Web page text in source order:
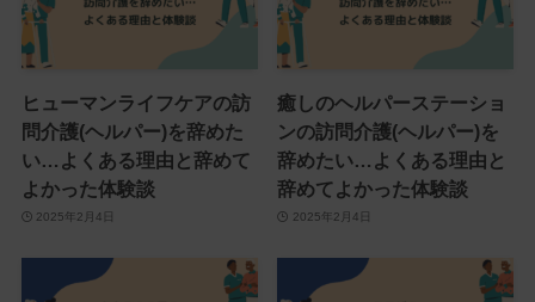
ヒューマンライフケアの訪
問介護(ヘルパー)を辞めた
い…よくある理由と辞めて
よかった体験談
2025年2月4日
癒しのヘルパーステーショ
ンの訪問介護(ヘルパー)を
辞めたい…よくある理由と
辞めてよかった体験談
2025年2月4日